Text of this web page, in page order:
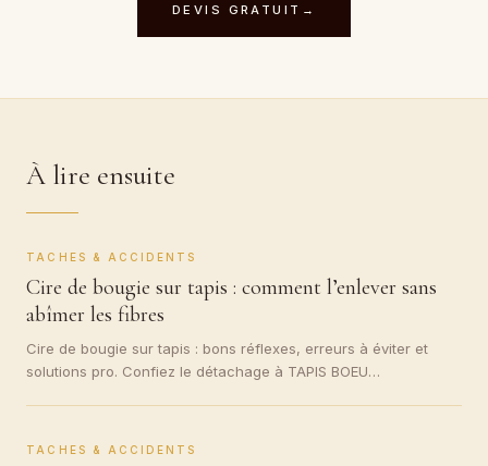
DEVIS GRATUIT →
À lire ensuite
TACHES & ACCIDENTS
Cire de bougie sur tapis : comment l’enlever sans
abîmer les fibres
Cire de bougie sur tapis : bons réflexes, erreurs à éviter et
solutions pro. Confiez le détachage à TAPIS BOEU…
TACHES & ACCIDENTS